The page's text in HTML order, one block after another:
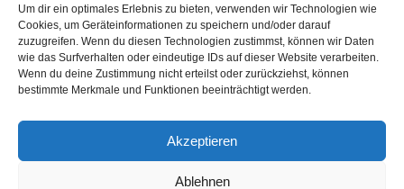
Um dir ein optimales Erlebnis zu bieten, verwenden wir Technologien wie
Cookies, um Geräteinformationen zu speichern und/oder darauf
zuzugreifen. Wenn du diesen Technologien zustimmst, können wir Daten
wie das Surfverhalten oder eindeutige IDs auf dieser Website verarbeiten.
Wenn du deine Zustimmung nicht erteilst oder zurückziehst, können
bestimmte Merkmale und Funktionen beeinträchtigt werden.
Akzeptieren
Ablehnen
tootsie roll croissant tootsie roll. Pastry danish marshmallow.
Chocolate chocolate cake caramels jujubes cake fruitcake
liquorice. Gummies cotton candy sweet biscuit. Jelly beans tart
pastry wafer.Weiterlesen »